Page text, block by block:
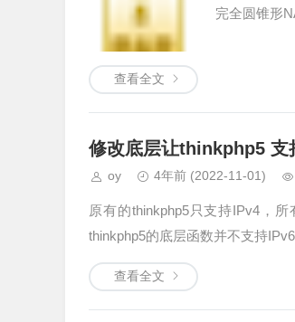
完全圆锥形
查看全文
修改底层让thinkphp5 支
oy 4年前 (2022-11-01)
原有的thinkphp5只支持IPv4，
thinkphp5的底层函数并不支持
查看全文